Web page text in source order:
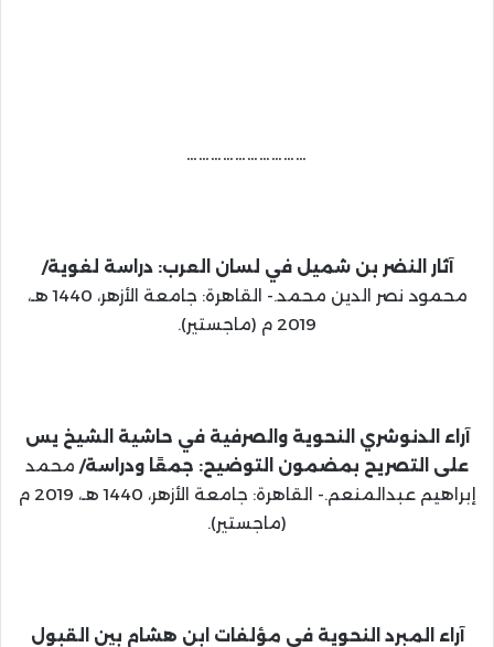
…………………………
آثار النضر بن شميل في لسان العرب: دراسة لغوية/
محمود نصر الدين محمد.- القاهرة: جامعة الأزهر، 1440 هـ،
2019 م (ماجستير).
آراء الدنوشري النحوية والصرفية في حاشية الشيخ يس
على التصريح بمضمون التوضيح: جمعًا ودراسة/ محمد
إبراهيم عبدالمنعم.- القاهرة: جامعة الأزهر، 1440 هـ، 2019 م
(ماجستير).
آراء المبرد النحوية في مؤلفات ابن هشام بين القبول